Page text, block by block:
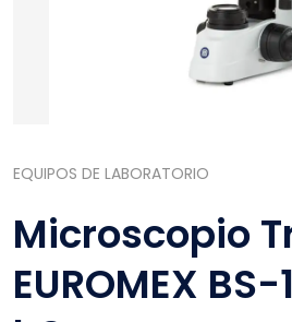
EQUIPOS DE LABORATORIO
Microscopio
EUROMEX BS-